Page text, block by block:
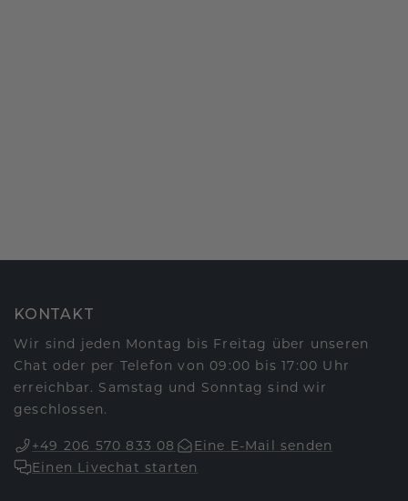
KONTAKT
Wir sind jeden Montag bis Freitag über unseren
Chat oder per Telefon von 09:00 bis 17:00 Uhr
erreichbar. Samstag und Sonntag sind wir
geschlossen.
+49 206 570 833 08
Eine E-Mail senden
Einen Livechat starten